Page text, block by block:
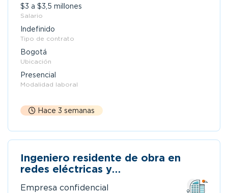
$3 a $3,5 millones
Salario
Indefinido
Tipo de contrato
Bogotá
Ubicación
Presencial
Modalidad laboral
Hace 3 semanas
Ingeniero residente de obra en
redes eléctricas y
Empresa confidencial